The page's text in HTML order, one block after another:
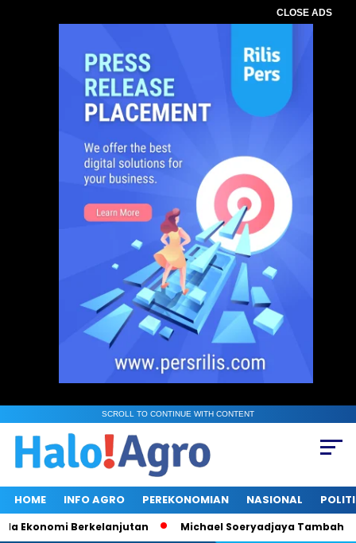
CLOSE ADS
SCROLL TO CONTINUE WITH CONTENT
HOME INFO AGRO PEREKONOMIAN NASIONAL
Berkelanjutan Michael Soeryadjaya Tambah 182